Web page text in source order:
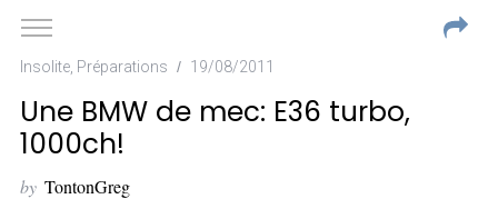
Insolite, Préparations 19/08/2011
Une BMW de mec: E36 turbo,
1000ch!
by TontonGreg